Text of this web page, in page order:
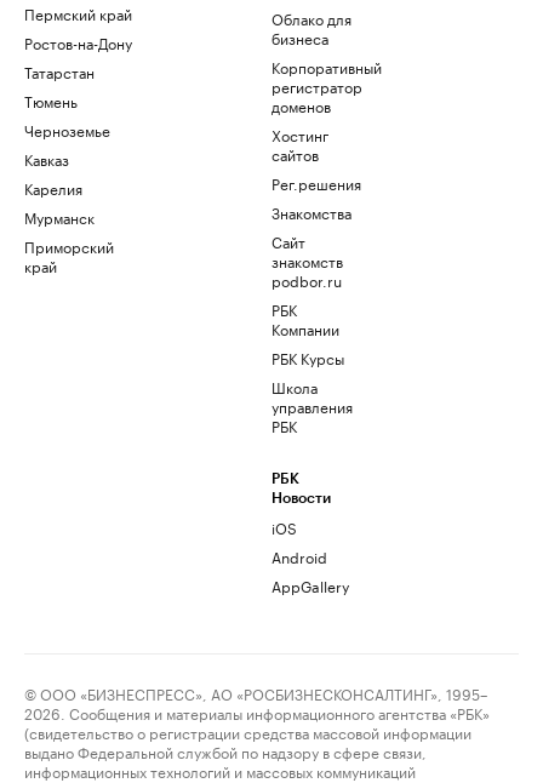
Пермский край
Ростов-на-Дону
Татарстан
Тюмень
Черноземье
Кавказ
Карелия
Мурманск
Приморский
край
Облако для
бизнеса
Корпоративный
регистратор
доменов
Хостинг
сайтов
Рег.решения
Знакомства
Сайт
знакомств
podbor.ru
РБК
Компании
РБК Курсы
Школа
управления
РБК
РБК
Новости
iOS
Android
AppGallery
© ООО «БИЗНЕСПРЕСС», АО «РОСБИЗНЕСКОНСАЛТИНГ», 1995–
2026. Сообщения и материалы информационного агентства «РБК»
(свидетельство о регистрации средства массовой информации
выдано Федеральной службой по надзору в сфере связи,
информационных технологий и массовых коммуникаций